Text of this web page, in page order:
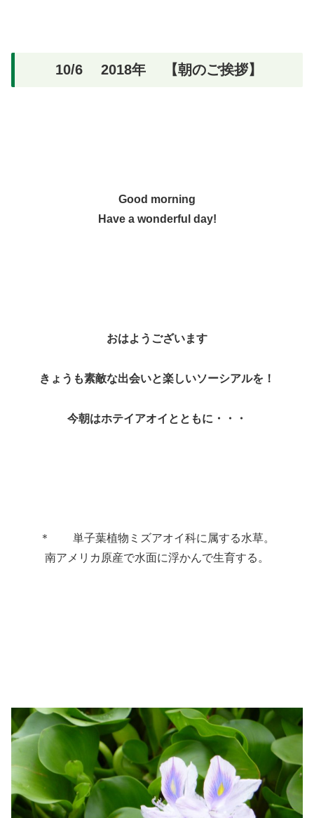
10/6 2018年 【朝のご挨拶】
Good morning
Have a wonderful day!
おはようございます
きょうも素敵な出会いと楽しいソーシアルを！
今朝はホテイアオイとともに・・・
＊ 単子葉植物ミズアオイ科に属する水草。
南アメリカ原産で水面に浮かんで生育する。